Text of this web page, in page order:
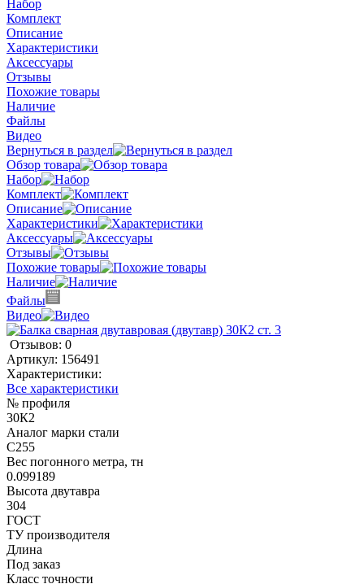
Набор
Комплект
Описание
Характеристики
Аксессуары
Отзывы
Похожие товары
Наличие
Файлы
Видео
Вернуться в раздел
Обзор товара
Набор
Комплект
Описание
Характеристики
Аксессуары
Отзывы
Похожие товары
Наличие
Файлы
Видео
Отзывов: 0
Артикул: 156491
Характеристики:
Все характеристики
№ профиля
30К2
Аналог марки стали
С255
Вес погонного метра, тн
0.099189
Высота двутавра
304
ГОСТ
ТУ производителя
Длина
Под заказ
Класс точности